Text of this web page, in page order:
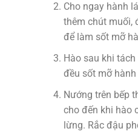
Cho ngay hành
thêm chút muối,
để làm sốt mỡ
Hào sau khi
đều sốt mỡ hành
Nướng trên bếp
cho đến khi hào
lừng. Rắc đậu